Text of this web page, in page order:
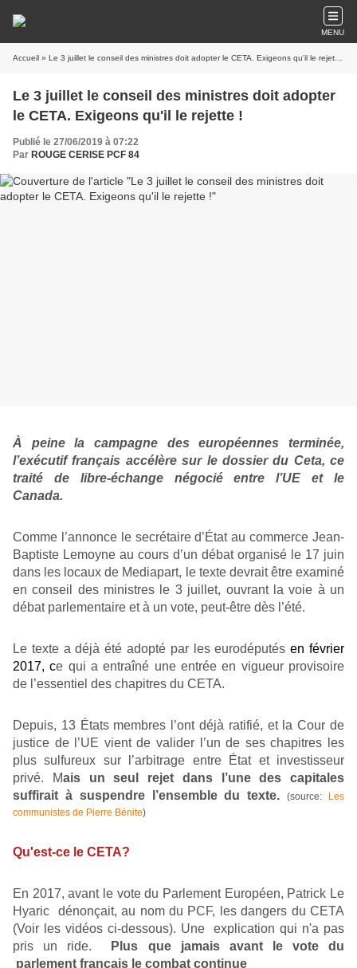
MENU
Accueil » Le 3 juillet le conseil des ministres doit adopter le CETA. Exigeons qu'il le rejette !
Le 3 juillet le conseil des ministres doit adopter
le CETA. Exigeons qu'il le rejette !
Publié le 27/06/2019 à 07:22
Par ROUGE CERISE PCF 84
À peine la campagne des européennes terminée,
l’exécutif français accélère sur le dossier du Ceta, ce
traité de libre-échange négocié entre l’UE et le
Canada.
Comme l’annonce le secrétaire d’État au commerce Jean-
Baptiste Lemoyne au cours d’un débat organisé le 17 juin
dans les locaux de Mediapart, le texte devrait être examiné
en conseil des ministres le 3 juillet, ouvrant la voie à un
débat parlementaire et à un vote, peut-être dès l’été.
Le texte a déjà été adopté par les eurodéputésen février
2017, ce qui a entraîné une entrée en vigueur provisoire
de l’essentiel des chapitres du CETA.
Depuis, 13 États membres l’ont déjà ratifié, et la Cour de
justice de l’UE vient de valider l’un de ses chapitres les
plus sulfureux sur l’arbitrage entre État et investisseur
privé. Mais un seul rejet dans l’une des capitales
suffirait à suspendre l’ensemble du texte.(source:
Les
communistes de Pierre Bénite)
Qu'est-ce le CETA?
En 2017, avant le vote du Parlement Européen, Patrick Le
Hyaric dénonçait, au nom du PCF, les dangers du CETA
(Voir les vidéos ci-dessous). Une explication qui n'a pas
pris un ride.
Plus que jamais avant le vote du
parlement français le combat continue